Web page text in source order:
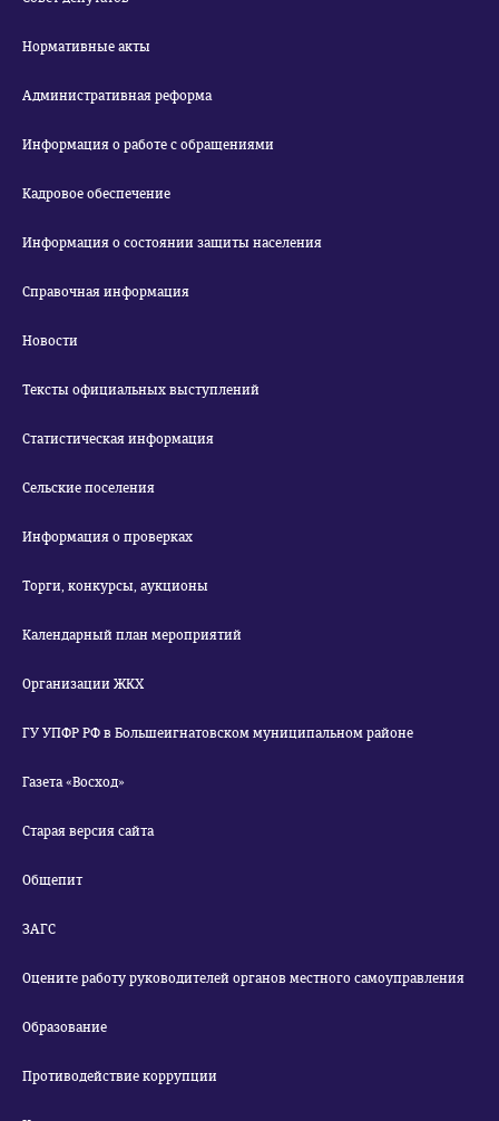
Нормативные акты
Административная реформа
Информация о работе с обращениями
Кадровое обеспечение
Информация о состоянии защиты населения
Справочная информация
Новости
Тексты официальных выступлений
Статистическая информация
Сельские поселения
Информация о проверках
Торги, конкурсы, аукционы
Календарный план мероприятий
Организации ЖКХ
ГУ УПФР РФ в Большеигнатовском муниципальном районе
Газета «Восход»
Старая версия сайта
Общепит
ЗАГС
Оцените работу руководителей органов местного самоуправления
Образование
Противодействие коррупции